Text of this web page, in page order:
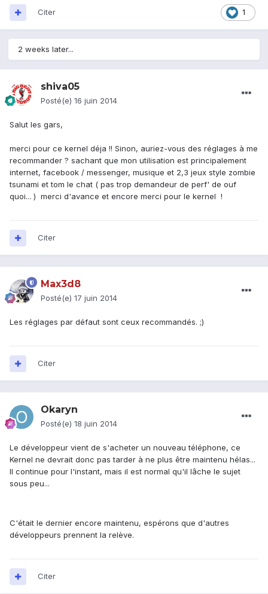
1
Citer
2 weeks later...
shiva05
Posté(e) 16 juin 2014
Salut les gars,
merci pour ce kernel déja !! Sinon, auriez-vous des réglages à me
recommander ? sachant que mon utilisation est principalement
internet, facebook / messenger, musique et 2,3 jeux style zombie
tsunami et tom le chat ( pas trop demandeur de perf' de ouf
quoi... ) merci d'avance et encore merci pour le kernel !
Citer
Max3d8
Posté(e) 17 juin 2014
Les réglages par défaut sont ceux recommandés. ;)
Citer
Okaryn
Posté(e) 18 juin 2014
Le développeur vient de s'acheter un nouveau téléphone, ce
Kernel ne devrait donc pas tarder à ne plus être maintenu hélas...
Il continue pour l'instant, mais il est normal qu'il lâche le sujet
sous peu...
C'était le dernier encore maintenu, espérons que d'autres
développeurs prennent la relève.
Citer